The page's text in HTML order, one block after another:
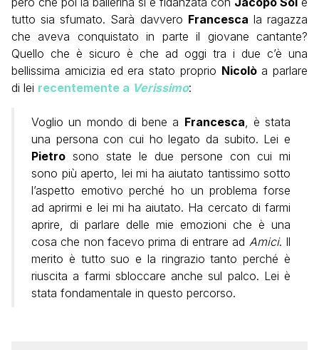
tutto sia sfumato. Sarà davvero Francesca la ragazza
che aveva conquistato in parte il giovane cantante?
Quello che è sicuro è che ad oggi tra i due c’è una
bellissima amicizia ed era stato proprio Nicolòa parlare
di lei recentemente a Verissimo:
Voglio un mondo di bene a Francesca, è stata
una persona con cui ho legato da subito. Lei e
Pietro sono state le due persone con cui mi
sono più aperto, lei mi ha aiutato tantissimo sotto
l’aspetto emotivo perché ho un problema forse
ad aprirmi e lei mi ha aiutato. Ha cercato di farmi
aprire, di parlare delle mie emozioni che è una
cosa che non facevo prima di entrare ad Amici. Il
merito è tutto suo e la ringrazio tanto perché è
riuscita a farmi sbloccare anche sul palco. Lei è
stata fondamentale in questo percorso.